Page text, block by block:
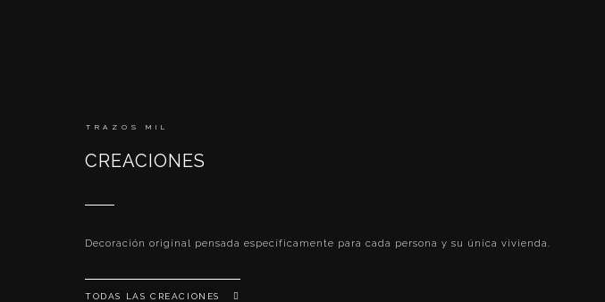
TRAZOS MIL
CREACIONES
Decoración original pensada específicamente para cada persona y su única vivienda.
TODAS LAS CREACIONES